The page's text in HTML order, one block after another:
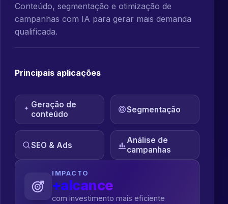
Conteúdo, segmentação e otimização de
campanhas com IA para gerar mais demanda
qualificada.
Principais aplicações
Geração de
conteúdo
Segmentação
SEO & Ads
Análise de
campanhas
IMPACTO
+alcance
com investimento mais eficiente